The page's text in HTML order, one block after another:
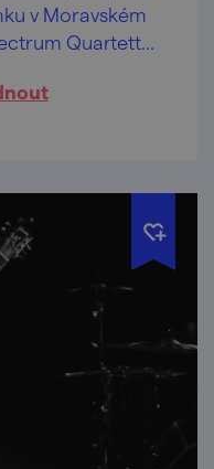
v Moravském
Quartett